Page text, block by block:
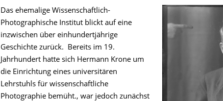
Das ehemalige Wissenschaftlich-
Photographische Institut blickt auf eine
inzwischen über einhundertjährige
Geschichte zurück. Bereits im 19.
Jahrhundert hatte sich Hermann Krone um
die Einrichtung eines universitären
Lehrstuhls für wissenschaftliche
Photographie bemüht., war jedoch zunächst